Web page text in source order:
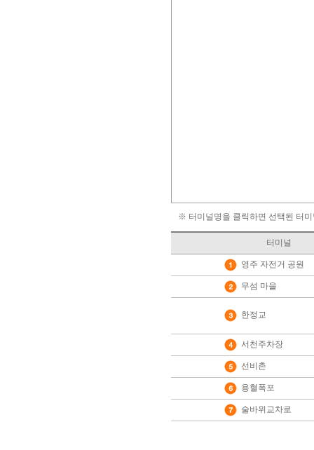
※ 터미널명을 클릭하면 선택된 터
터미널
영주 자전거 공원
무섬 마을
한정교
서천주차장
선비촌
용혈폭포
술바위교차로